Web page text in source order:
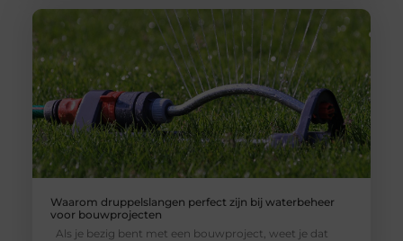
Waarom druppelslangen perfect zijn bij waterbeheer
voor bouwprojecten
Als je bezig bent met een bouwproject, weet je dat